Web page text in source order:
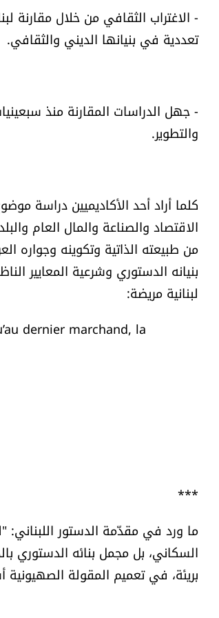
- الاغتراب الثقافي من خلال مقارنة
تعددية في بنيانها الديني والثقافي.
- جهل الدراسات المقارنة منذ
والتطوير.
كلما أراد أحد الأكاديميين دراسة
الاقتصاد والصناعة والمال العام
من طبيعته الذاتية وتكوينه وجواره
بنيانه الدستوري وشرعية المعايير
لبنانية مريضة:
dernier marchand, la
***
ما ورد في مقدّمة الدستور اللبناني:
السكاني، بل مجمل بنائه الدستوري
بريئة، في تعميم المقولة